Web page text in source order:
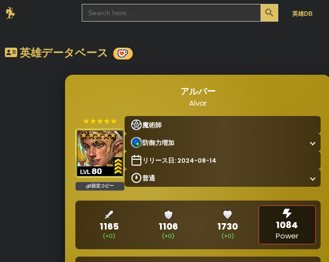
Search
for:
Search Button
英雄DB
英雄データベース
アルバー
Alvar
★★★★★
設定コピー
魔術師
防御力増加
リリース日: 2024-08-14
普通
1165
(+0)
1106
(+0)
1730
(+0)
1084
Power